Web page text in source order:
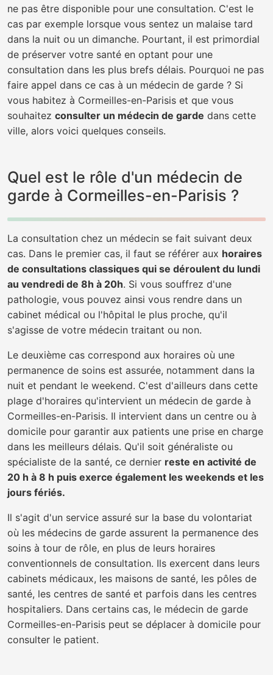
ne pas être disponible pour une consultation. C'est le
cas par exemple lorsque vous sentez un malaise tard
dans la nuit ou un dimanche. Pourtant, il est primordial
de préserver votre santé en optant pour une
consultation dans les plus brefs délais. Pourquoi ne pas
faire appel dans ce cas à un médecin de garde ? Si
vous habitez à Cormeilles-en-Parisis et que vous
souhaitez consulter un médecin de garde dans cette
ville, alors voici quelques conseils.
Quel est le rôle d'un médecin de
garde à Cormeilles-en-Parisis ?
La consultation chez un médecin se fait suivant deux
cas. Dans le premier cas, il faut se référer aux horaires
de consultations classiques qui se déroulent du lundi
au vendredi de 8h à 20h. Si vous souffrez d'une
pathologie, vous pouvez ainsi vous rendre dans un
cabinet médical ou l'hôpital le plus proche, qu'il
s'agisse de votre médecin traitant ou non.
Le deuxième cas correspond aux horaires où une
permanence de soins est assurée, notamment dans la
nuit et pendant le weekend. C'est d'ailleurs dans cette
plage d'horaires qu'intervient un médecin de garde à
Cormeilles-en-Parisis. Il intervient dans un centre ou à
domicile pour garantir aux patients une prise en charge
dans les meilleurs délais. Qu'il soit généraliste ou
spécialiste de la santé, ce dernier reste en activité de
20 h à 8 h puis exerce également les weekends et les
jours fériés.
Il s'agit d'un service assuré sur la base du volontariat
où les médecins de garde assurent la permanence des
soins à tour de rôle, en plus de leurs horaires
conventionnels de consultation. Ils exercent dans leurs
cabinets médicaux, les maisons de santé, les pôles de
santé, les centres de santé et parfois dans les centres
hospitaliers. Dans certains cas, le médecin de garde
Cormeilles-en-Parisis peut se déplacer à domicile pour
consulter le patient.